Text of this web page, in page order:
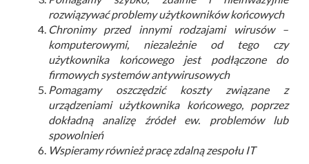
rozwiązywać problemy użytkowników końcowych
Chronimy przed innymi rodzajami wirusów –
komputerowymi, niezależnie od tego czy
użytkownika końcowego jest podłączone do
firmowych systemów antywirusowych
Pomagamy oszczędzić koszty związane z
urządzeniami użytkownika końcowego, poprzez
dokładną analizę źródeł ew. problemów lub
spowolnień
Wspieramy również pracę zdalną zespołu IT